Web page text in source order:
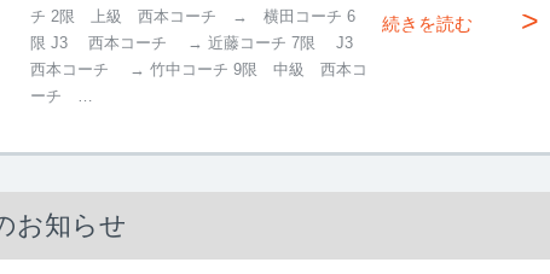
続きを読む >
チ 2限 上級 西本コーチ → 横田コーチ 6
限 J3 西本コーチ → 近藤コーチ 7限 J3
西本コーチ → 竹中コーチ 9限 中級 西本コ
ーチ …
お知らせ